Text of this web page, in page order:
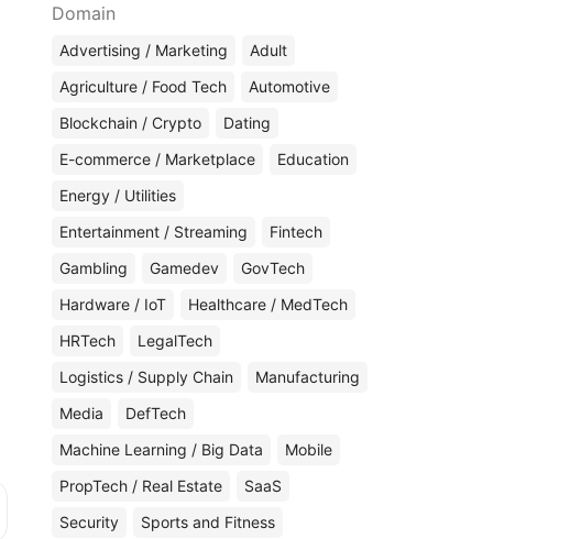
Domain
Advertising / Marketing
Adult
Agriculture / Food Tech
Automotive
Blockchain / Crypto
Dating
E-commerce / Marketplace
Education
Energy / Utilities
Entertainment / Streaming
Fintech
Gambling
Gamedev
GovTech
Hardware / IoT
Healthcare / MedTech
HRTech
LegalTech
Logistics / Supply Chain
Manufacturing
Media
DefTech
Machine Learning / Big Data
Mobile
PropTech / Real Estate
SaaS
Security
Sports and Fitness